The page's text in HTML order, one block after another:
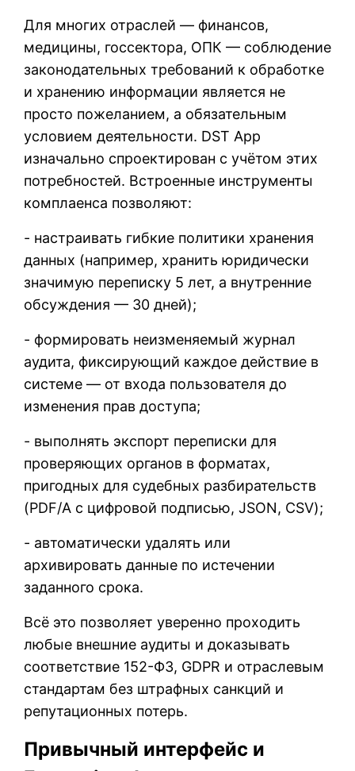
Для многих отраслей — финансов,
медицины, госсектора, ОПК — соблюдение
законодательных требований к обработке
и хранению информации является не
просто пожеланием, а обязательным
условием деятельности. DST App
изначально спроектирован с учётом этих
потребностей. Встроенные инструменты
комплаенса позволяют:
- настраивать гибкие политики хранения
данных (например, хранить юридически
значимую переписку 5 лет, а внутренние
обсуждения — 30 дней);
- формировать неизменяемый журнал
аудита, фиксирующий каждое действие в
системе — от входа пользователя до
изменения прав доступа;
- выполнять экспорт переписки для
проверяющих органов в форматах,
пригодных для судебных разбирательств
(PDF/A с цифровой подписью, JSON, CSV);
- автоматически удалять или
архивировать данные по истечении
заданного срока.
Всё это позволяет уверенно проходить
любые внешние аудиты и доказывать
соответствие 152-ФЗ, GDPR и отраслевым
стандартам без штрафных санкций и
репутационных потерь.
Привычный интерфейс и